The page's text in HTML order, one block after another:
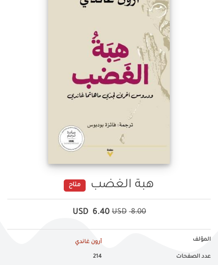
هبة الغضب متاح
8.00
USD
6.40
USD
المؤلف آرون غاندي
عدد الصفحات 214